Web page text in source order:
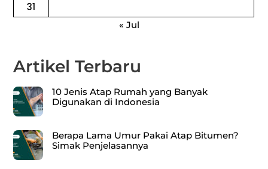
31
« Jul
Artikel Terbaru
10 Jenis Atap Rumah yang Banyak
Digunakan di Indonesia
Berapa Lama Umur Pakai Atap Bitumen?
Simak Penjelasannya